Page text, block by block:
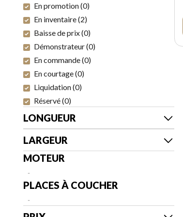
En promotion(0)
En inventaire(2)
Baisse de prix(0)
Démonstrateur(0)
En commande(0)
En courtage(0)
Liquidation(0)
Réservé(0)
LONGUEUR
LARGEUR
MOTEUR
-
PLACES À COUCHER
-